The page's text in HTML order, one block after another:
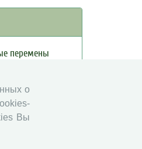
перемены
о
Вы